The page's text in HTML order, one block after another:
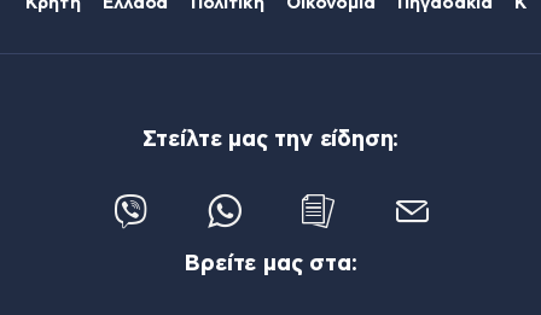
Κρήτη Ελλάδα Πολιτική Οικονομία Πηγαδάκια
Στείλτε μας την είδηση:
Βρείτε μας στα: